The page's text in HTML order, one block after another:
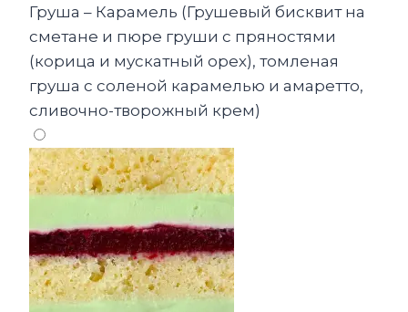
Груша – Карамель (Грушевый бисквит на
сметане и пюре груши с пряностями
(корица и мускатный орех), томленая
груша с соленой карамелью и амаретто,
сливочно-творожный крем)